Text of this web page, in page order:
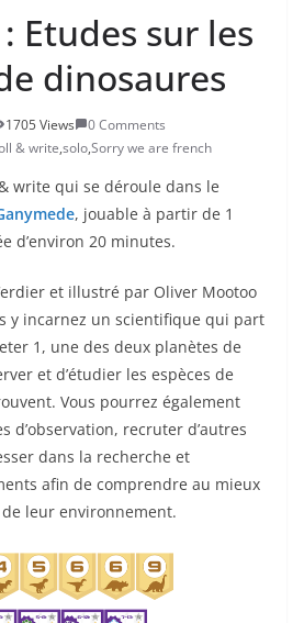
Etudes sur les
dinosaures
1705 Views
0 Comments
& write,solo,Sorry we are french
write qui se déroule dans le
, jouable à partir de 1
d’environ 20 minutes.
et illustré par Oliver Mootoo
y incarnez un scientifique qui part
1, une des deux planètes de
et d’étudier les espèces de
Vous pourrez également
d’observation, recruter d’autres
dans la recherche et
afin de comprendre au mieux
leur environnement.